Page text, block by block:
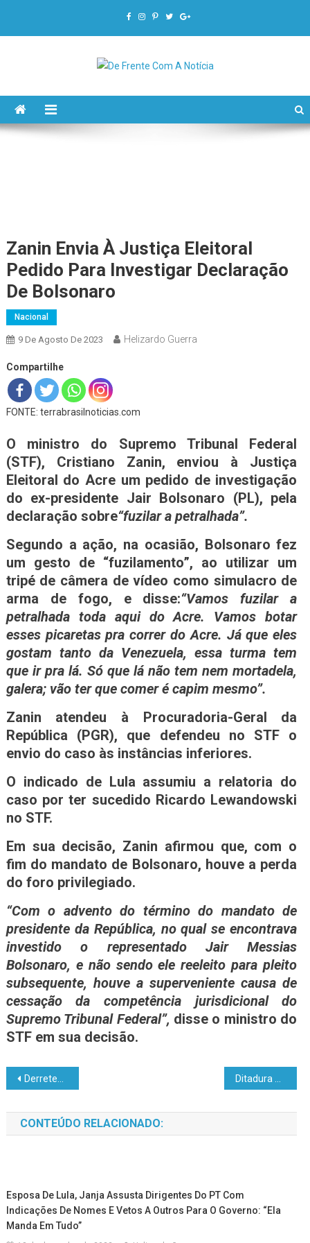
De Frente Com A Notícia
Zanin Envia À Justiça Eleitoral
Pedido Para Investigar Declaração
De Bolsonaro
Nacional
9 De Agosto De 2023 Helizardo Guerra
Compartilhe
FONTE: terrabrasilnoticias.com
O ministro do Supremo Tribunal Federal
(STF), Cristiano Zanin, enviou à Justiça
Eleitoral do Acre um pedido de investigação
do ex-presidente Jair Bolsonaro (PL), pela
declaração sobre“fuzilar a petralhada”.
Segundo a ação, na ocasião, Bolsonaro fez
um gesto de “fuzilamento”, ao utilizar um
tripé de câmera de vídeo como simulacro de
arma de fogo, e disse:“Vamos fuzilar a
petralhada toda aqui do Acre. Vamos botar
esses picaretas pra correr do Acre. Já que eles
gostam tanto da Venezuela, essa turma tem
que ir pra lá. Só que lá não tem nem mortadela,
galera; vão ter que comer é capim mesmo”.
Zanin atendeu à Procuradoria-Geral da
República (PGR), que defendeu no STF o
envio do caso às instâncias inferiores.
O indicado de Lula assumiu a relatoria do
caso por ter sucedido Ricardo Lewandowski
no STF.
Em sua decisão, Zanin afirmou que, com o
fim do mandato de Bolsonaro, houve a perda
do foro privilegiado.
“Com o advento do término do mandato de
presidente da República, no qual se encontrava
investido o representado Jair Messias
Bolsonaro, e não sendo ele reeleito para pleito
subsequente, houve a superveniente causa de
cessação da competência jurisdicional do
Supremo Tribunal Federal”, disse o ministro do
STF em sua decisão.
Derreteu: Braskem tem prejuízo de R$ 771 milhões no 2º trimestre
CONTEÚDO RELACIONADO:
Esposa De Lula, Janja Assusta Dirigentes Do PT Com
Indicações De Nomes E Vetos A Outros Para O Governo: “Ela
Manda Em Tudo”